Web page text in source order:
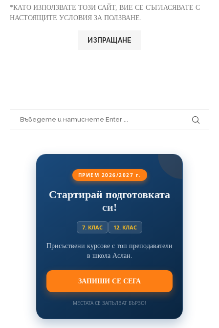
*КАТО ИЗПОЛЗВАТЕ ТОЗИ САЙТ, ВИЕ СЕ СЪГЛАСЯВАТЕ С
НАСТОЯЩИТЕ УСЛОВИЯ ЗА ПОЛЗВАНЕ.
ПРИЕМ 2026/2027 г.
Стартирай подготовката
си!
7. КЛАС 12. КЛАС
Присъствени курсове с топ преподаватели
в школа Аслан.
ЗАПИШИ СЕ СЕГА
МЕСТАТА СЕ ЗАПЪЛВАТ БЪРЗО!